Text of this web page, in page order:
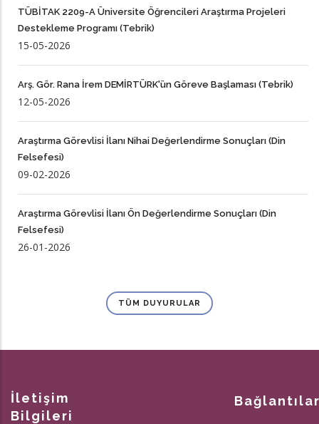
TÜBİTAK 2209-A Üniversite Öğrencileri Araştırma Projeleri
Destekleme Programı (Tebrik)
15-05-2026
Arş. Gör. Rana İrem DEMİRTÜRK'ün Göreve Başlaması (Tebrik)
12-05-2026
Araştırma Görevlisi İlanı Nihai Değerlendirme Sonuçları (Din
Felsefesi)
09-02-2026
Araştırma Görevlisi İlanı Ön Değerlendirme Sonuçları (Din
Felsefesi)
26-01-2026
TÜM DUYURULAR
İletişim
Bilgileri